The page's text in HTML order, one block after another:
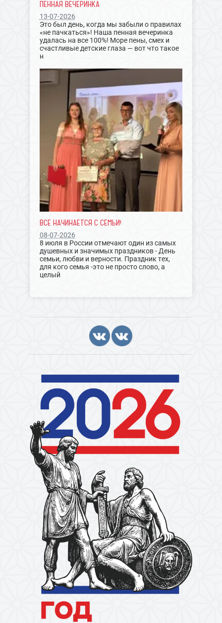
ПЕННАЯ ВЕЧЕРИНКА
13-07-2026
Это был день, когда мы забыли о правилах
«не пачкаться»! Наша пенная вечеринка
удалась на все 100%! Море пены, смех и
счастливые детские глаза — вот что такое
н
ВСЕ НАЧИНАЕТСЯ С СЕМЬИ!
08-07-2026
8 июля в России отмечают один из самых
душевных и значимых праздников - День
семьи, любви и верности. Праздник тех,
для кого семья -это не просто слово, а
целый